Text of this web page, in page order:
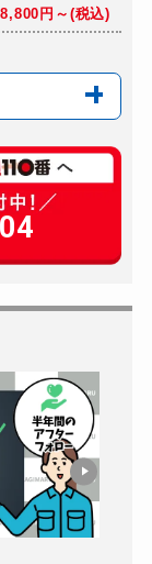
8,800円～(税込)
8,800円～(税込)
5,500円～(税込)
6,600円～(税込)
7,700円～(税込)
円～(税込)
円～(税込)※...
別途お見積り
別途お見積り